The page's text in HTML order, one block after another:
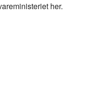
her.